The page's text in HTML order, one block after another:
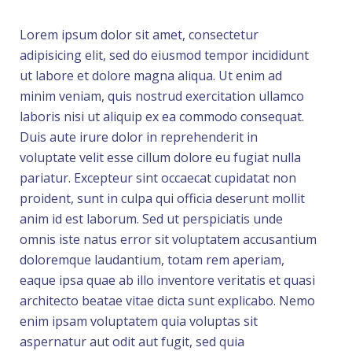
Lorem ipsum dolor sit amet, consectetur
adipisicing elit, sed do eiusmod tempor incididunt
ut labore et dolore magna aliqua. Ut enim ad
minim veniam, quis nostrud exercitation ullamco
laboris nisi ut aliquip ex ea commodo consequat.
Duis aute irure dolor in reprehenderit in
voluptate velit esse cillum dolore eu fugiat nulla
pariatur. Excepteur sint occaecat cupidatat non
proident, sunt in culpa qui officia deserunt mollit
anim id est laborum. Sed ut perspiciatis unde
omnis iste natus error sit voluptatem accusantium
doloremque laudantium, totam rem aperiam,
eaque ipsa quae ab illo inventore veritatis et quasi
architecto beatae vitae dicta sunt explicabo. Nemo
enim ipsam voluptatem quia voluptas sit
aspernatur aut odit aut fugit, sed quia